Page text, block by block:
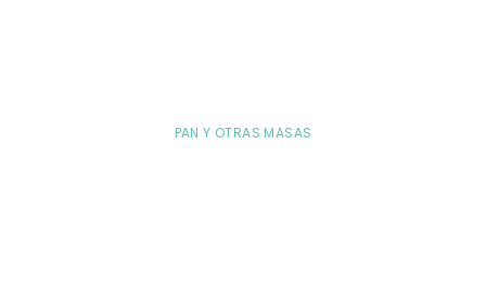
PAN Y OTRAS MASAS